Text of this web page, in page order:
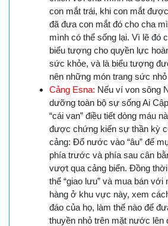
con mắt trái, khi con mắt
đã đưa con mắt đó cho cha
mình có thể sống lại. Vì lẽ đó
biểu tượng cho quyền lực
sức khỏe, và là biểu tượng
nên những món trang sức
Cảng Esna: Nếu ví von sông
dưỡng toàn bộ sự sống Ai
“cái van” điều tiết dòng máu
được chứng kiến sự thần kỳ
cảng: Đổ nước vào “âu” để
phía trước và phía sau cân
vượt qua cảng biển. Đồng
thể “giao lưu” và mua bán
hàng ở khu vực này, xem
đáo của họ, làm thế nào để
thuyền nhỏ trên mặt nước lên